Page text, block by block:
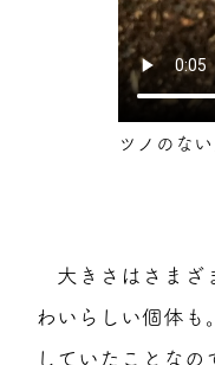
ツノのな
大きさはさまざ
わいらしい個体も
していたことなの